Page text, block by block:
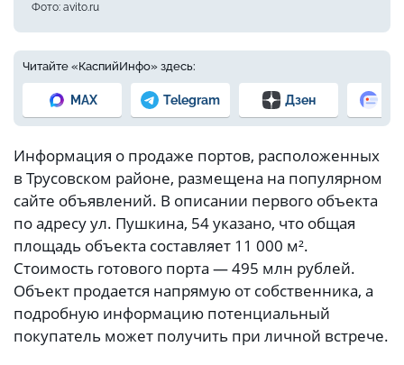
Фото: avito.ru
Читайте «КаспийИнфо» здесь:
MAX Telegram Дзен
Информация о продаже портов, расположенных
в Трусовском районе, размещена на популярном
сайте объявлений. В описании первого объекта
по адресу ул. Пушкина, 54 указано, что общая
площадь объекта составляет 11 000 м².
Стоимость готового порта — 495 млн рублей.
Объект продается напрямую от собственника, а
подробную информацию потенциальный
покупатель может получить при личной встрече.